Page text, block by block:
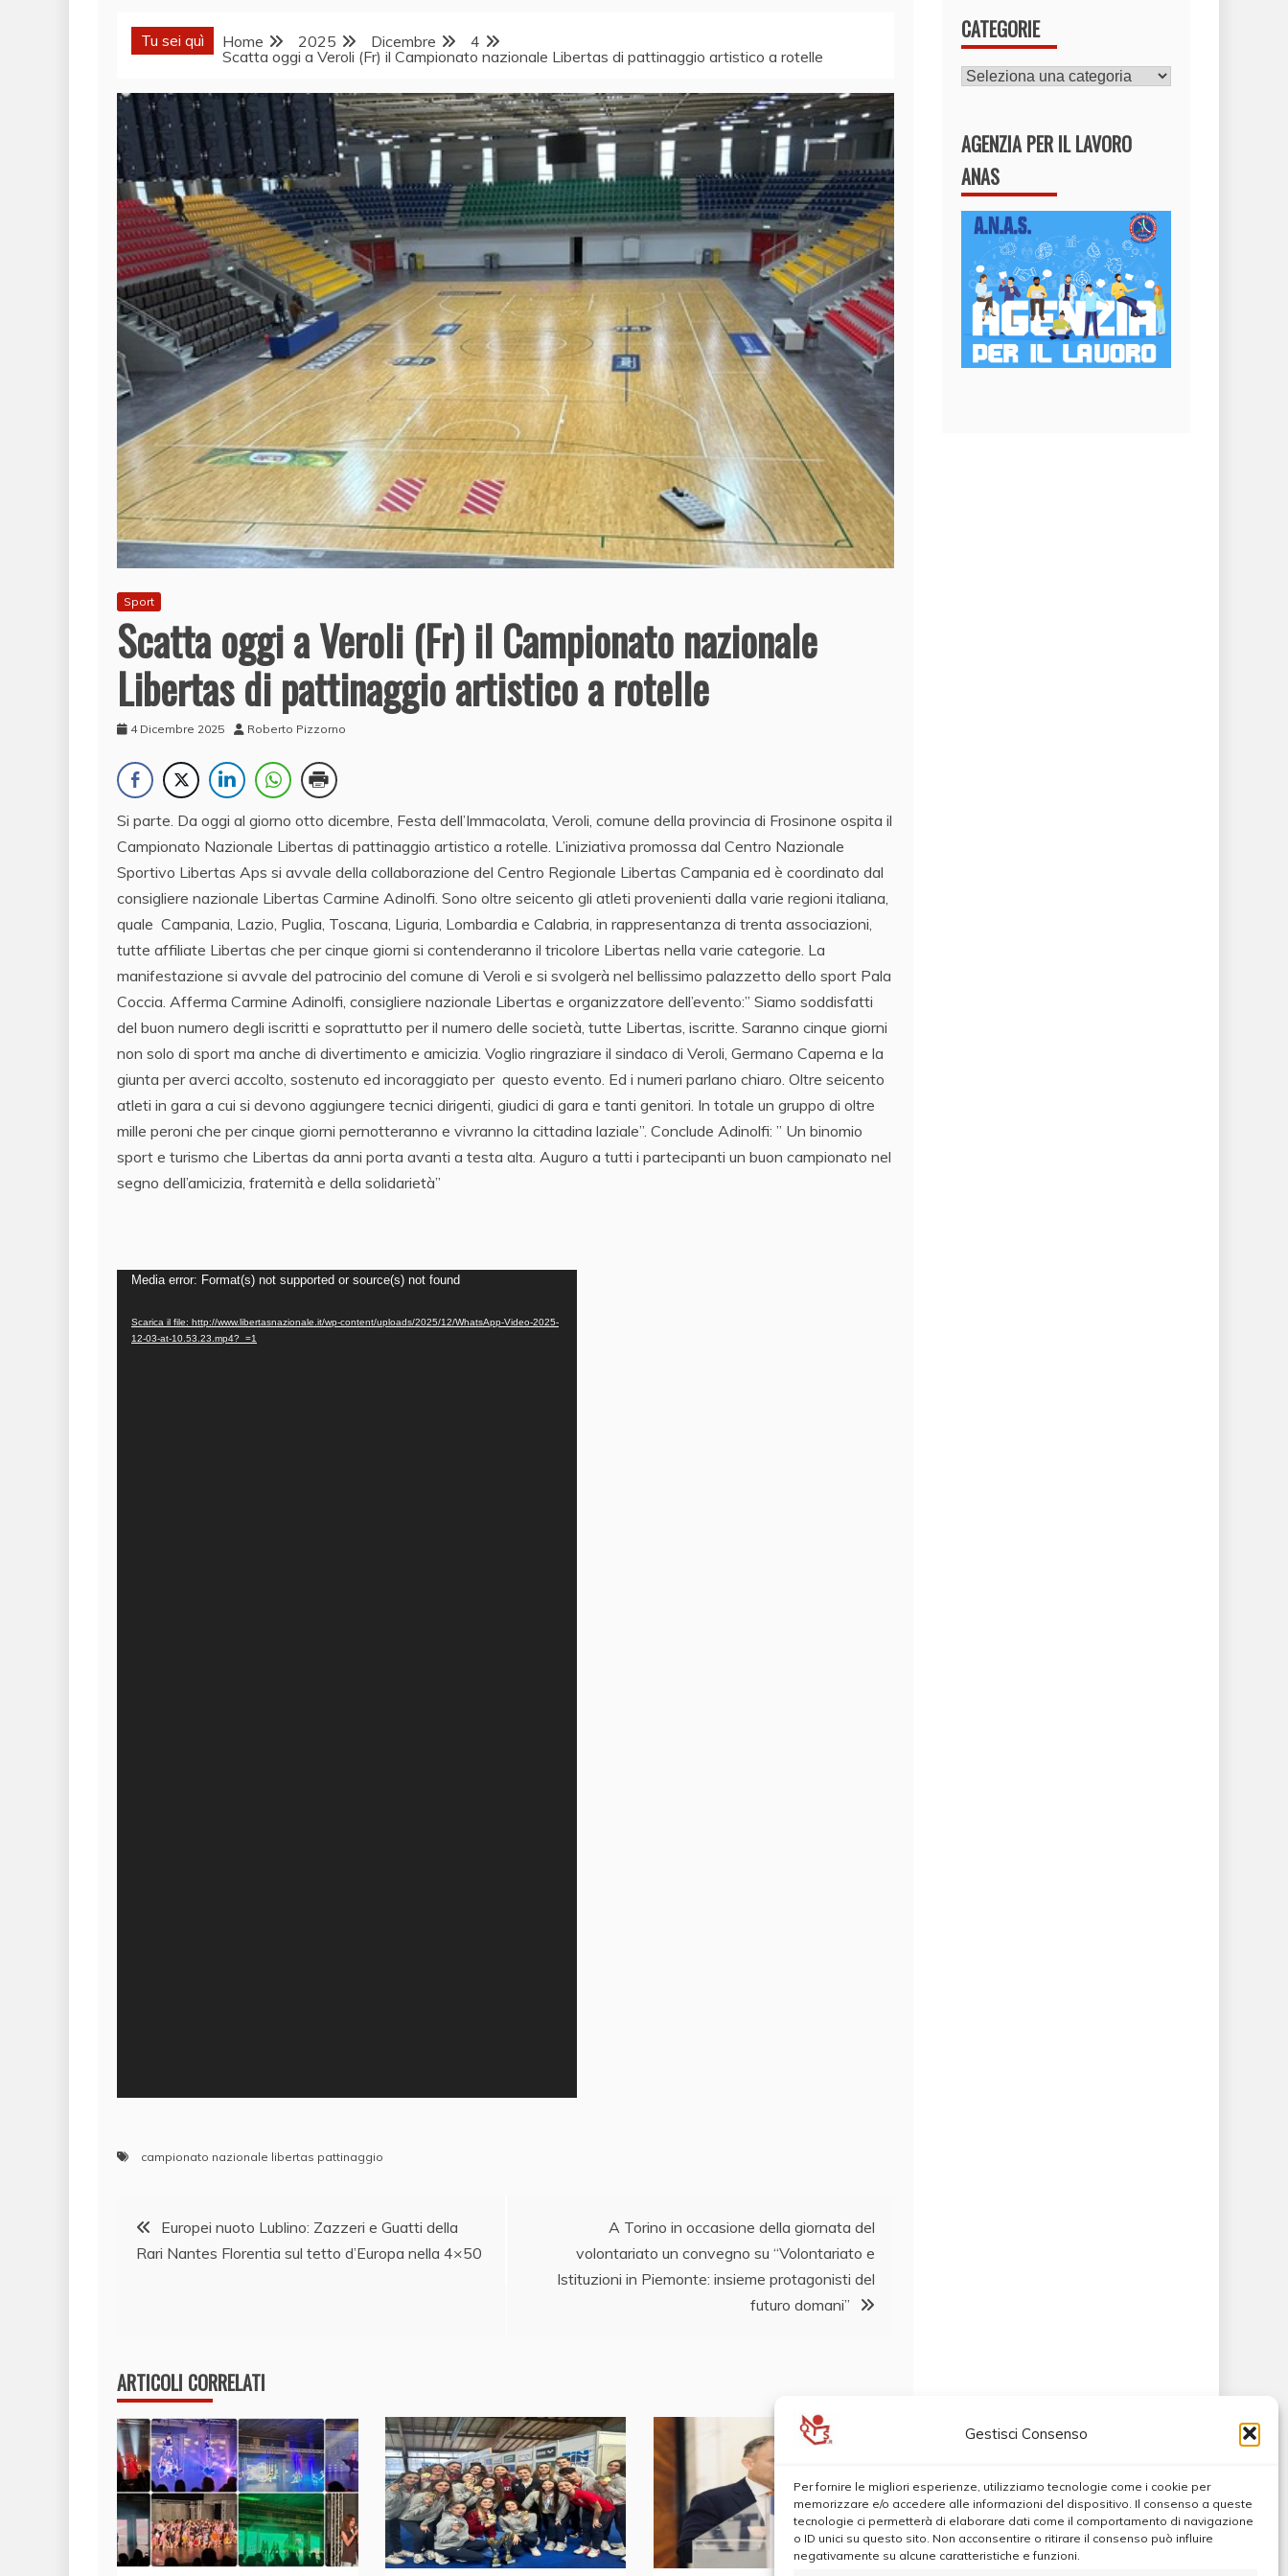
Gestisci Consenso
Per fornire le migliori esperienze, utilizziamo tecnologie come i cookie per
memorizzare e/o accedere alle informazioni del dispositivo. Il consenso a queste
tecnologie ci permetterà di elaborare dati come il comportamento di navigazione
o ID unici su questo sito. Non acconsentire o ritirare il consenso può influire
negativamente su alcune caratteristiche e funzioni.
Tu sei quì Home 2025 Dicembre
4
Scatta oggi a Veroli (Fr) il Campionato nazionale Libertas di pattinaggio artistico a rotelle
Sport
Scatta oggi a Veroli (Fr) il Campionato nazionale
Libertas di pattinaggio artistico a rotelle
4 Dicembre 2025 Roberto Pizzorno
Si parte. Da oggi al giorno otto dicembre, Festa dell’Immacolata, Veroli, comune della provincia di Frosinone ospita il
Campionato Nazionale Libertas di pattinaggio artistico a rotelle. L’iniziativa promossa dal Centro Nazionale
Sportivo Libertas Aps si avvale della collaborazione del Centro Regionale Libertas Campania ed è coordinato dal
consigliere nazionale Libertas Carmine Adinolfi. Sono oltre seicento gli atleti provenienti dalla varie regioni italiana,
quale Campania, Lazio, Puglia, Toscana, Liguria, Lombardia e Calabria, in rappresentanza di trenta associazioni,
tutte affiliate Libertas che per cinque giorni si contenderanno il tricolore Libertas nella varie categorie. La
manifestazione si avvale del patrocinio del comune di Veroli e si svolgerà nel bellissimo palazzetto dello sport Pala
Coccia. Afferma Carmine Adinolfi, consigliere nazionale Libertas e organizzatore dell’evento:” Siamo soddisfatti
del buon numero degli iscritti e soprattutto per il numero delle società, tutte Libertas, iscritte. Saranno cinque giorni
non solo di sport ma anche di divertimento e amicizia. Voglio ringraziare il sindaco di Veroli, Germano Caperna e la
giunta per averci accolto, sostenuto ed incoraggiato per questo evento. Ed i numeri parlano chiaro. Oltre seicento
atleti in gara a cui si devono aggiungere tecnici dirigenti, giudici di gara e tanti genitori. In totale un gruppo di oltre
mille peroni che per cinque giorni pernotteranno e vivranno la cittadina laziale”. Conclude Adinolfi: ” Un binomio
sport e turismo che Libertas da anni porta avanti a testa alta. Auguro a tutti i partecipanti un buon campionato nel
segno dell’amicizia, fraternità e della solidarietà”
Video
Media error: Format(s) not supported or source(s) not found
Scarica il file: http://www.libertasnazionale.it/wp-content/uploads/2025/12/WhatsApp-Video-2025-
12-03-at-10.53.23.mp4?_=1
campionato nazionale libertas pattinaggio
Navigazione
articoli
Europei nuoto Lublino: Zazzeri e Guatti della
Rari Nantes Florentia sul tetto d’Europa nella 4×50
A Torino in occasione della giornata del
volontariato un convegno su “Volontariato e
Istituzioni in Piemonte: insieme protagonisti del
futuro domani”
ARTICOLI CORRELATI
CATEGORIE
CATEGORIE
AGENZIA PER IL LAVORO
ANAS